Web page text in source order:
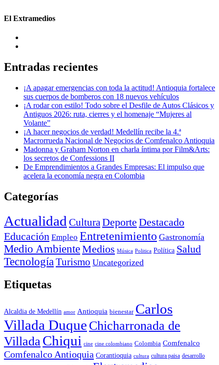
El Extramedios
Entradas recientes
¡A apagar emergencias con toda la actitud! Antioquia fortalece
sus cuerpos de bomberos con 18 nuevos vehículos
¡A rodar con estilo! Todo sobre el Desfile de Autos Clásicos y
Antiguos 2026: ruta, cierres y el homenaje “Mujeres al
Volante”
¡A hacer negocios de verdad! Medellín recibe la 4.ª
Macrorrueda Nacional de Negocios de Comfenalco Antioquia
Madonna y Graham Norton en charla íntima por Film&Arts:
los secretos de Confessions II
De Emprendimientos a Grandes Empresas: El impulso que
acelera la economía negra en Colombia
Categorías
Actualidad Cultura Deporte Destacado
Educación Empleo Entretenimiento Gastronomía
Medio AmbienteMedios Música Politica Política Salud
Tecnología Turismo Uncategorized
Etiquetas
Alcaldia de Medellín amor Antioquia bienestar Carlos
Villada Duque Chicharronada de
Villada Chiqui cine cine colombiano Colombia Comfenalco
Comfenalco Antioquia Corantioquia cultura cultura paisa desarrollo